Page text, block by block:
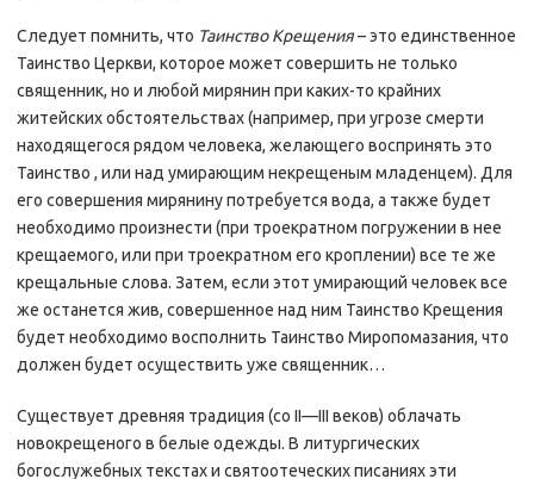
Следует помнить, что Таинство Крещения– это единственное
Таинство Церкви, которое может совершить не только
священник, но и любой мирянин при каких-то крайних
житейских обстоятельствах (например, при угрозе смерти
находящегося рядом человека, желающего воспринять это
Таинство , или над умирающим некрещеным младенцем). Для
его совершения мирянину потребуется вода, а также будет
необходимо произнести (при троекратном погружении в нее
крещаемого, или при троекратном его кроплении) все те же
крещальные слова. Затем, если этот умирающий человек все
же останется жив, совершенное над ним Таинство Крещения
будет необходимо восполнить Таинство Миропомазания, что
должен будет осуществить уже священник…
Существует древняя традиция (со II—III веков) облачать
новокрещеного в белые одежды. В литургических
богослужебных текстах и святоотеческих писаниях эти